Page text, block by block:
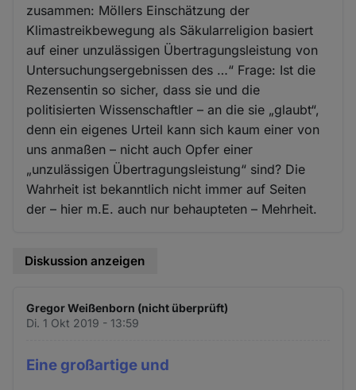
zusammen: Möllers Einschätzung der
Klimastreikbewegung als Säkularreligion basiert
auf einer unzulässigen Übertragungsleistung von
Untersuchungsergebnissen des …“ Frage: Ist die
Rezensentin so sicher, dass sie und die
politisierten Wissenschaftler – an die sie „glaubt“,
denn ein eigenes Urteil kann sich kaum einer von
uns anmaßen – nicht auch Opfer einer
„unzulässigen Übertragungsleistung“ sind? Die
Wahrheit ist bekanntlich nicht immer auf Seiten
der – hier m.E. auch nur behaupteten – Mehrheit.
Diskussion anzeigen
Gregor Weißenborn (nicht überprüft)
Di. 1 Okt 2019 - 13:59
Eine großartige und